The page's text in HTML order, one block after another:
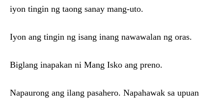
iyon tingin ng taong sanay mang-uto.
Iyon ang tingin ng isang inang nawawalan ng oras.
Biglang inapakan ni Mang Isko ang preno.
Napaurong ang ilang pasahero. Napahawak sa upuan